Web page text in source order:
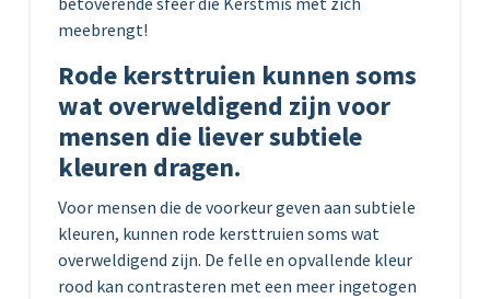
meebrengt!
Rode kersttruien kunnen soms
wat overweldigend zijn voor
mensen die liever subtiele
kleuren dragen.
Voor mensen die de voorkeur geven aan subtiele
kleuren, kunnen rode kersttruien soms wat
overweldigend zijn. De felle en opvallende kleur
rood kan contrasteren met een meer ingetogen